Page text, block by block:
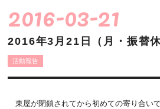
2016-03-21
2016年3月21日（月・振替
活動報告
東屋が閉鎖されてから初めての寄り合い